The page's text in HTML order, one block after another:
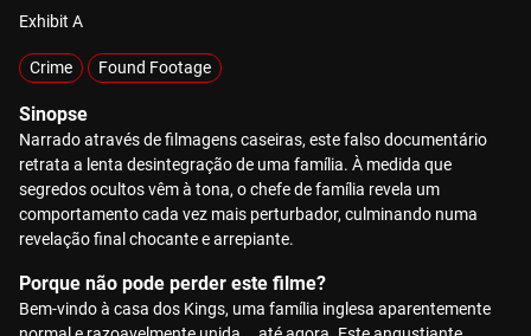
Exhibit A
Crime Found Footage
Sinopse
Narrado através de filmagens caseiras, este falso documentário
retrata a lenta desintegração de uma família. À medida que
segredos ocultos vêm à tona, o chefe de família revela um
comportamento cada vez mais perturbador, culminando numa
revelação final chocante e arrepiante.
Porque não pode perder este filme?
Bem-vindo à casa dos Kings, uma família inglesa aparentemente